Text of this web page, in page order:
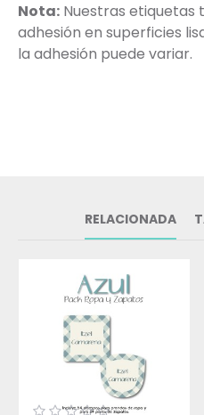
Nota: Nuestras etiquetas
adhesión en superficies
la adhesión puede variar.
RELACIONADA